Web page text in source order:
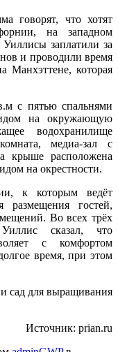
говорят, что хотят
на западном
заплатили за
и проводили время
Манхэттене, которая
с пятью спальнями
на окружающую
водохранилище
медиа-зал с
крыше расположена
на окрестности.
к которым ведёт
размещения гостей,
Во всех трёх
сказал, что
с комфортом
время, при этом
сад для выращивания
Источник: prian.ru